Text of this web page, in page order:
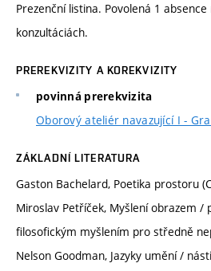
Prezenční listina. Povolená 1
konzultáciách.
PREREKVIZITY A KOREKVIZITY
povinná prerekvizita
Oborový ateliér navazující I -
ZÁKLADNÍ LITERATURA
Gaston Bachelard, Poetika prostoru
Miroslav Petříček, Myšlení obrazem /
filosofickým myšlením pro středně
Nelson Goodman, Jazyky umění /